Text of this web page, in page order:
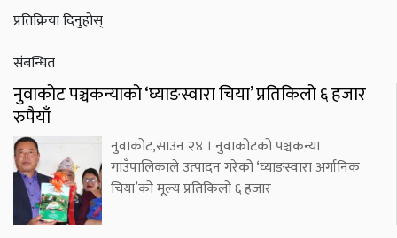
प्रतिक्रिया दिनुहोस्
संबन्धित
नुवाकोट पञ्चकन्याको ‘घ्याङस्वारा चिया’ प्रतिकिलो ६ हजार
रुपैयाँ
नुवाकोट,साउन २४ । नुवाकोटको पञ्चकन्या
गाउँपालिकाले उत्पादन गरेको ‘घ्याङस्वारा अर्गानिक
चिया’को मूल्य प्रतिकिलो ६ हजार